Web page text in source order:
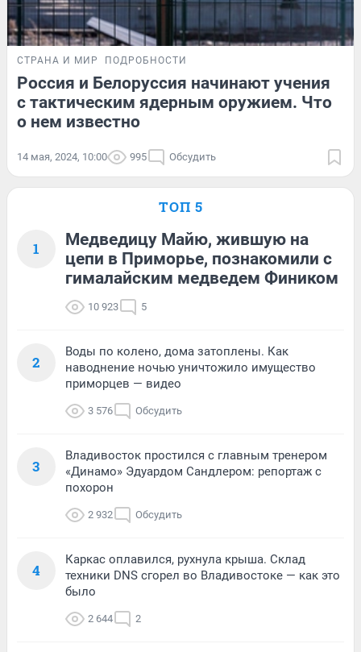
СТРАНА И МИР ПОДРОБНОСТИ
Россия и Белоруссия начинают учения
с тактическим ядерным оружием. Что
о нем известно
14 мая, 2024, 10:00 995 Обсудить
ТОП 5
1
Медведицу Майю, жившую на
цепи в Приморье, познакомили с
гималайским медведем Фиником
10 923 5
2
Воды по колено, дома затоплены. Как
наводнение ночью уничтожило имущество
приморцев — видео
3 576 Обсудить
3
Владивосток простился с главным тренером
«Динамо» Эдуардом Сандлером: репортаж с
похорон
2 932 Обсудить
4
Каркас оплавился, рухнула крыша. Склад
техники DNS сгорел во Владивостоке — как это
было
2 644 2